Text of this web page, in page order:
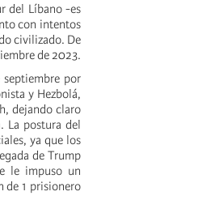
del Líbano -es
con intentos
civilizado. De
de 2023.
por
y Hezbolá,
dejando claro
La postura del
ya que los
de Trump
le impuso un
de 1 prisionero